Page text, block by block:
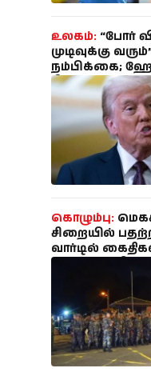
உலகம்: “போர்
முடிவுக்கு
நம்பிக்கை;
நீரிணை
தீவிரம்!
கொழும்பு:
சிறையில்
வார்டில்
பாதுகாப்பு தீவிரம்